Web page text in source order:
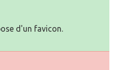
d'un favicon.